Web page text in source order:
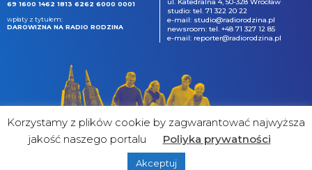
69 1600 1462 1813 6262 6000 0001
wpłaty z tytułem:
DAROWIZNA NA RADIO RODZINA
studio: tel. 71 322 20 22
e-mail: studio@radiorodzina.pl
newsroom: tel. +48 71 327 12 85
e-mail: reporter@radiorodzina.pl
&
Korzystamy z plików cookie by zagwarantować najwyższa
jakość naszego portalu
Poliyka prywatności
Akceptuj